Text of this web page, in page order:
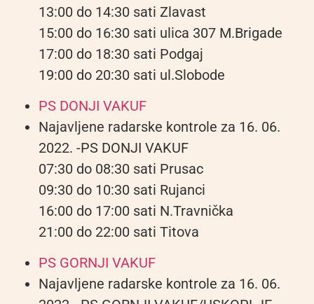
13:00 do 14:30 sati Zlavast
15:00 do 16:30 sati ulica 307 M.Brigade
17:00 do 18:30 sati Podgaj
19:00 do 20:30 sati ul.Slobode
PS DONJI VAKUF
Najavljene radarske kontrole za 16. 06.
2022. -PS DONJI VAKUF
07:30 do 08:30 sati Prusac
09:30 do 10:30 sati Rujanci
16:00 do 17:00 sati N.Travnička
21:00 do 22:00 sati Titova
PS GORNJI VAKUF
Najavljene radarske kontrole za 16. 06.